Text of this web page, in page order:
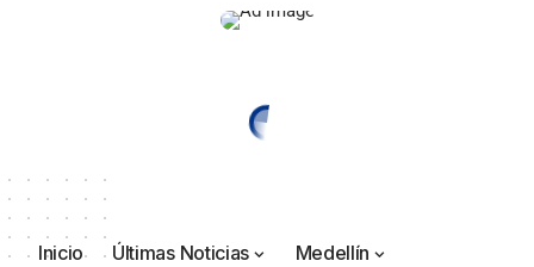
Inicio Últimas Noticias Medellín